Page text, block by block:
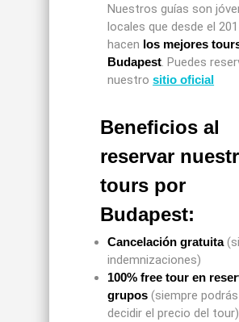
Nuestros guías son
locales que desde el
hacen los mejores
Budapest. Puedes
nuestrositio oficial
Beneficios al
reservar
tours por
Budapest:
Cancelación gratuita
indemnizaciones)
100% free tour en
grupos (siempre
decidir el precio del tour)